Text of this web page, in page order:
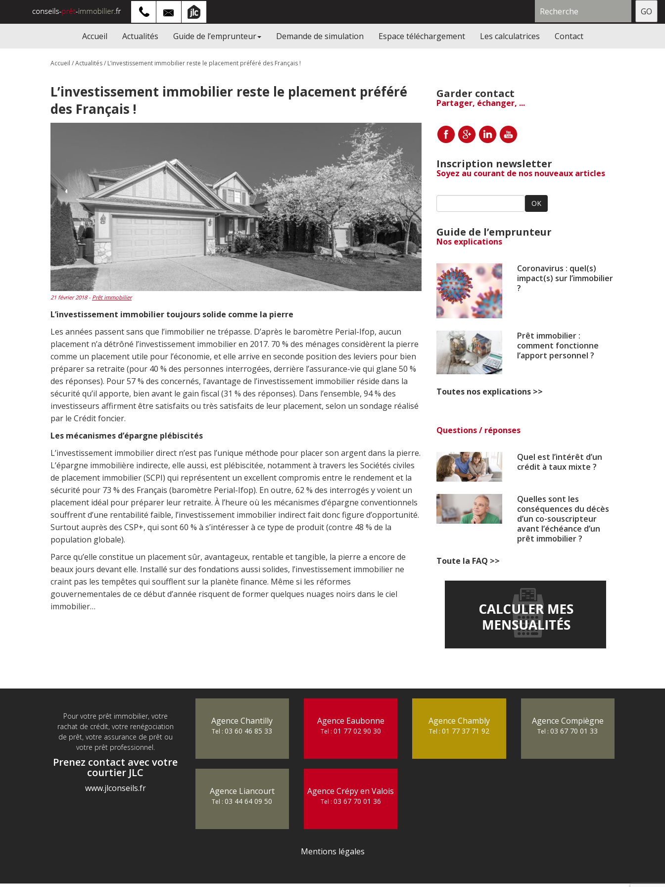
Accueil Actualités Guide de l’emprunteur Demande de simulation Espace téléchargement Les calculatrices Contact
Accueil /Actualités/ L’investissement immobilier reste le placement préféré des Français !
L’investissement immobilier reste le placement préféré
des Français !
21 février 2018 - Prêt immobilier
L’investissement immobilier toujours solide comme la pierre
Les années passent sans que l’immobilier ne trépasse. D’après le baromètre Perial-Ifop, aucun
placement n’a détrôné l’investissement immobilier en 2017. 70 % des ménages considèrent la pierre
comme un placement utile pour l’économie, et elle arrive en seconde position des leviers pour bien
préparer sa retraite (pour 40 % des personnes interrogées, derrière l’assurance-vie qui glane 50 %
des réponses). Pour 57 % des concernés, l’avantage de l’investissement immobilier réside dans la
sécurité qu’il apporte, bien avant le gain fiscal (31 % des réponses). Dans l’ensemble, 94 % des
investisseurs affirment être satisfaits ou très satisfaits de leur placement, selon un sondage réalisé
par le Crédit foncier.
Les mécanismes d’épargne plébiscités
L’investissement immobilier direct n’est pas l’unique méthode pour placer son argent dans la pierre.
L’épargne immobilière indirecte, elle aussi, est plébiscitée, notamment à travers les Sociétés civiles
de placement immobilier (SCPI) qui représentent un excellent compromis entre le rendement et la
sécurité pour 73 % des Français (baromètre Perial-Ifop). En outre, 62 % des interrogés y voient un
placement idéal pour préparer leur retraite. À l’heure où les mécanismes d’épargne conventionnels
souffrent d’une rentabilité faible, l’investissement immobilier indirect fait donc figure d’opportunité.
Surtout auprès des CSP+, qui sont 60 % à s’intéresser à ce type de produit (contre 48 % de la
population globale).
Parce qu’elle constitue un placement sûr, avantageux, rentable et tangible, la pierre a encore de
beaux jours devant elle. Installé sur des fondations aussi solides, l’investissement immobilier ne
craint pas les tempêtes qui soufflent sur la planète finance. Même si les réformes
gouvernementales de ce début d’année risquent de former quelques nuages noirs dans le ciel
immobilier…
Garder contact
Partager, échanger, ...
Inscription newsletter
Soyez au courant de nos nouveaux articles
OK
Guide de l’emprunteur
Nos explications
Coronavirus : quel(s)
impact(s) sur l’immobilier
?
Prêt immobilier :
comment fonctionne
l’apport personnel ?
Toutes nos explications >>
Questions / réponses
Quel est l’intérêt d’un
crédit à taux mixte ?
Quelles sont les
conséquences du décès
d’un co-souscripteur
avant l’échéance d’un
prêt immobilier ?
Toute la FAQ >>
Pour votre prêt immobilier, votre
rachat de crédit, votre renégociation
de prêt, votre assurance de prêt ou
votre prêt professionnel.
Prenez contact avec votre
courtier JLC
www.jlconseils.fr
Agence Chantilly
Tel :03 60 46 85 33
Agence Eaubonne
Tel : 01 77 02 90 30
Agence Chambly
Tel : 01 77 37 71 92
Agence Compiègne
Tel :03 67 70 01 33
Agence Liancourt
Tel :03 44 64 09 50
Agence Crépy en Valois
Tel : 03 67 70 01 36
Mentions légales